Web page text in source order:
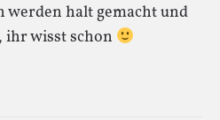
halt gemacht und
ihr wisst schon